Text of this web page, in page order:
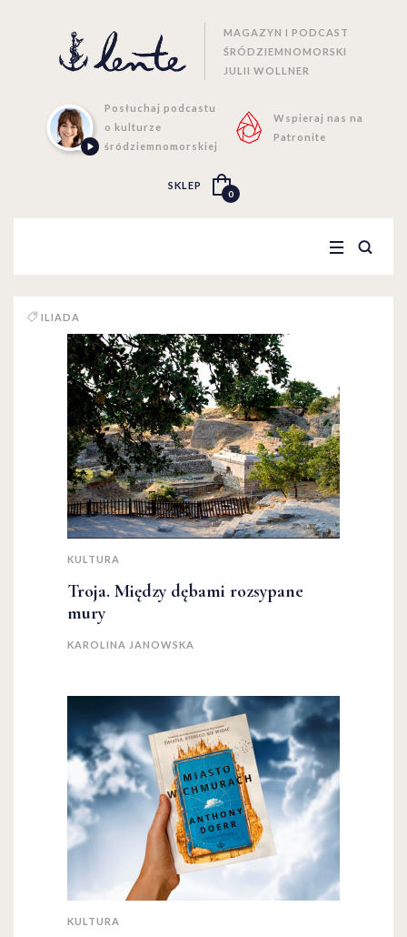
MAGAZYN I PODCAST
ŚRÓDZIEMNOMORSKI
JULII WOLLNER
Posłuchaj podcastu
o kulturze
śródziemnomorskiej
Wspieraj nas na
Patronite
SKLEP
0
ILIADA
KULTURA
Troja. Między dębami rozsypane
mury
KAROLINA JANOWSKA
KULTURA